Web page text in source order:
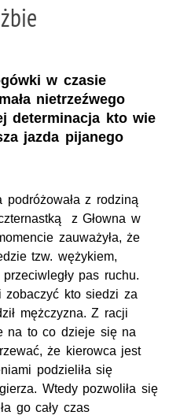
w czasie
nietrzeźwego
determinacja kto wie
jazda pijanego
z rodziną
z Głowna w
zauważyła, że
tzw. wężykiem,
pas ruchu.
zobaczyć kto siedzi za
mężczyzna. Z racji
na to co dzieje się na
że kierowca jest
podzieliła się
Wtedy pozwoliła się
go cały czas